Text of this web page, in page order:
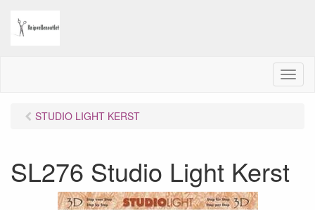
M
e
STUDIO LIGHT KERST
SL276 Studio Light Kerst